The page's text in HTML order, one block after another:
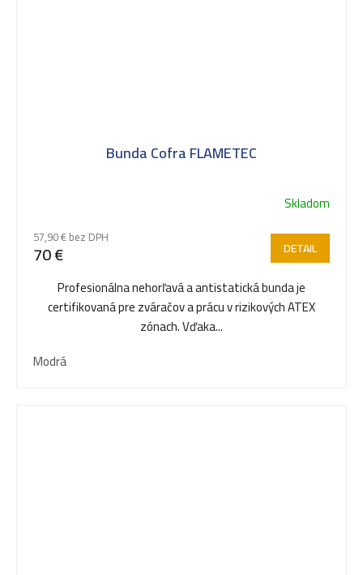
Bunda Cofra FLAMETEC
Skladom
57,90 € bez DPH
70 € DETAIL
Profesionálna nehorľavá a antistatická bunda je
certifikovaná pre zváračov a prácu v rizikových ATEX
zónach. Vďaka...
Modrá